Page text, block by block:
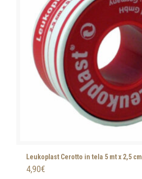
Leukoplast Cerotto in tela 5 mt x 2,5 cm
4,90€